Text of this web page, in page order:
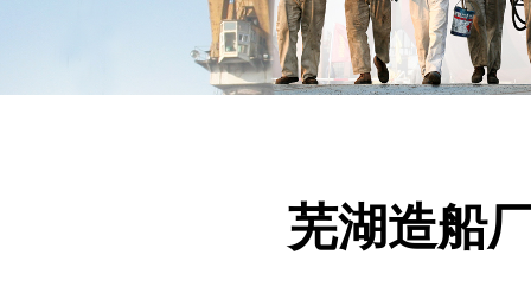
芜湖造船